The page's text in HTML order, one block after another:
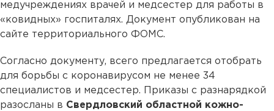
медучреждениях врачей и медсестер для работы в
«ковидных» госпиталях. Документ опубликован на
сайте территориального ФОМС.
Согласно документу, всего предлагается отобрать
для борьбы с коронавирусом не менее 34
специалистов и медсестер. Приказы с разнарядкой
разосланы в Свердловский областной кожно-